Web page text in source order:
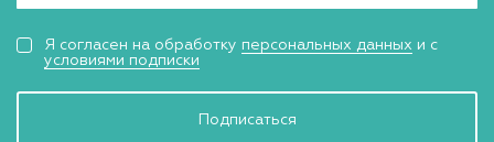
Подписаться
Я согласен на обработку персональных данных и с
условиями подписки